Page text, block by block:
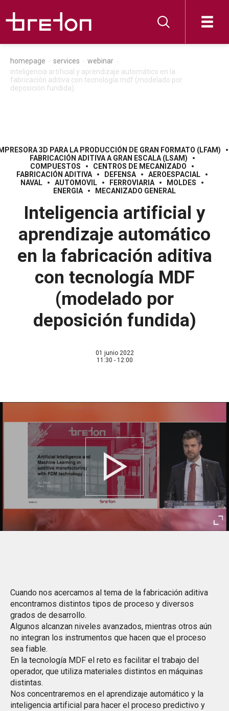
homepage services
webinar
inteligencia artificial y aprendizaje automático en la
fabricación aditiva con tecnología mdf (modelado por
deposición fundida)
3D PARA LA PRODUCCIÓN DE GRAN FORMATO (LFAM)
FABRICACIÓN ADITIVA A GRAN ESCALA (LSAM)
COMPUESTOS
CENTROS DE MECANIZADO
FABRICACIÓN ADITIVA
DEFENSA
AEROESPACIAL
NAVAL
AUTOMOVIL FERROVIARIA
MOLDES
ENERGIA
MECANIZADO GENERAL
Inteligencia artificial y
aprendizaje automático
en la fabricación aditiva
con tecnología MDF
(modelado por
deposición fundida)
01 junio 2022
11:30 - 12:00
Play
Cuando nos acercamos al tema de la fabricación aditiva
encontramos distintos tipos de proceso y diversos
grados de desarrollo.
Algunos alcanzan niveles avanzados, mientras otros aún
no integran los instrumentos que hacen que el proceso
sea fiable.
En la tecnología MDF el reto es facilitar el trabajo del
operador, que utiliza materiales distintos en máquinas
distintas.
Nos concentraremos en el aprendizaje automático y la
inteligencia artificial para hacer el proceso predictivo y